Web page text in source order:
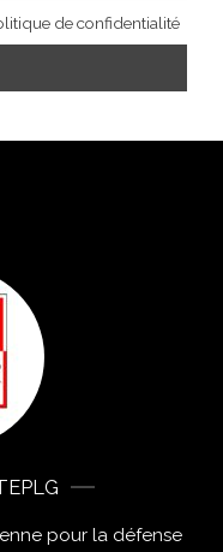
de confidentialité
pour la défense